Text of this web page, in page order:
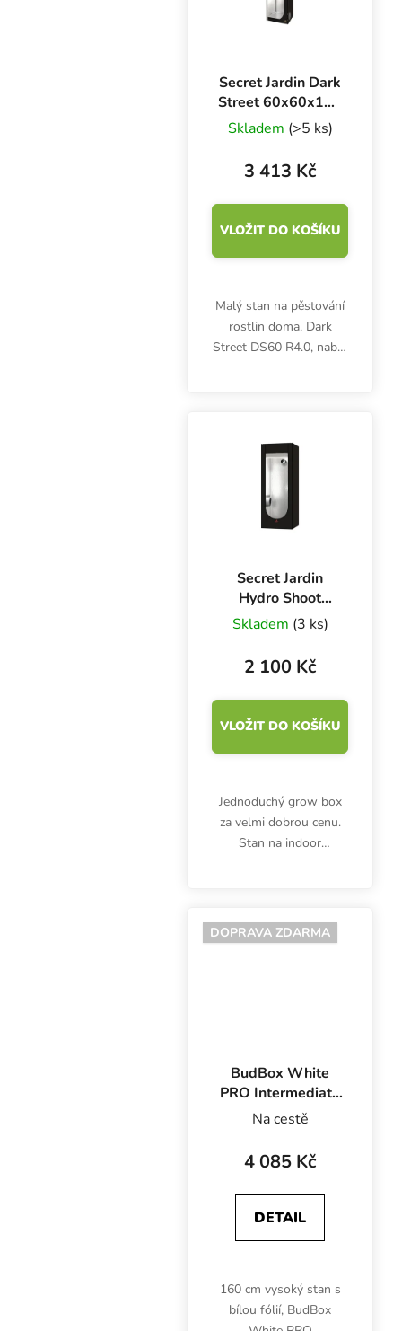
Secret Jardin Dark
Street 60x60x158
cm, DS60 R4.0
Skladem (>5 ks)
3 413 Kč
VLOŽIT DO KOŠÍKU
Malý stan na pěstování
rostlin doma, Dark
Street DS60 R4.0, nabízí
svítidlo. Plocha 0.36 m2.
Secret Jardin
Hydro Shoot
60x60x160 cm,
HS60 R2.0
Skladem (3 ks)
2 100 Kč
VLOŽIT DO KOŠÍKU
Jednoduchý grow box
za velmi dobrou cenu.
Stan na indoor
plochu 0.36 m2.
DOPRAVA ZDARMA
BudBox White
PRO Intermediate
75x75x160 cm,
Na cestě
4 085 Kč
DETAIL
160 cm vysoký stan s
bílou fólií, BudBox